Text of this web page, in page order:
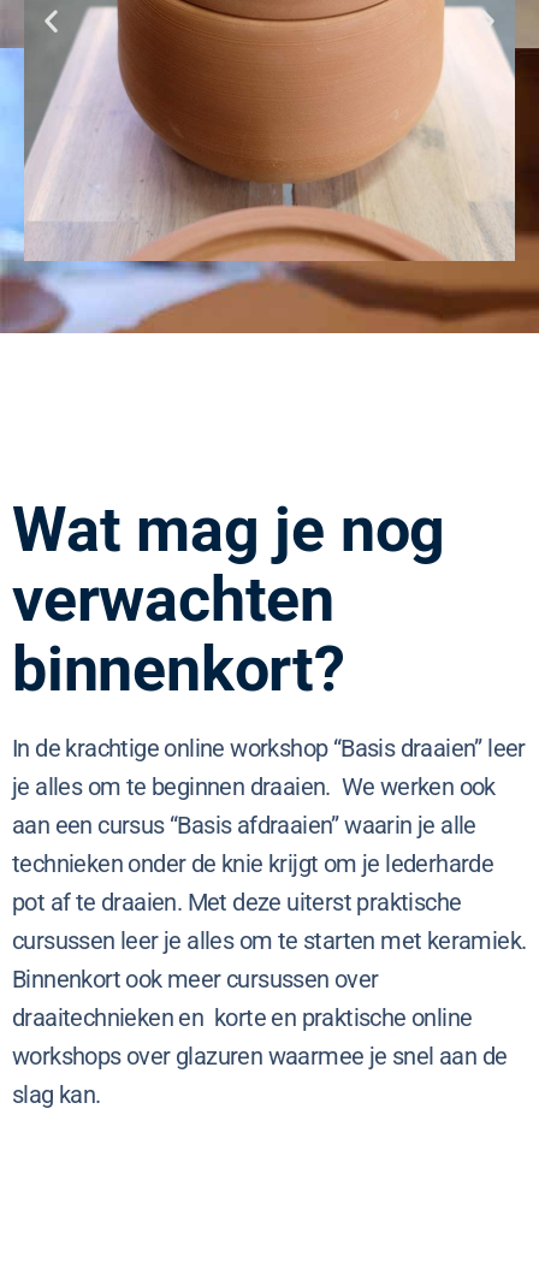
Wat mag je nog
verwachten
binnenkort?
In de krachtige online workshop “Basis draaien” leer
je alles om te beginnen draaien. We werken ook
aan een cursus “Basis afdraaien” waarin je alle
technieken onder de knie krijgt om je lederharde
pot af te draaien. Met deze uiterst praktische
cursussen leer je alles om te starten met keramiek.
Binnenkort ook meer cursussen over
draaitechnieken en korte en praktische online
workshops over glazuren waarmee je snel aan de
slag kan.